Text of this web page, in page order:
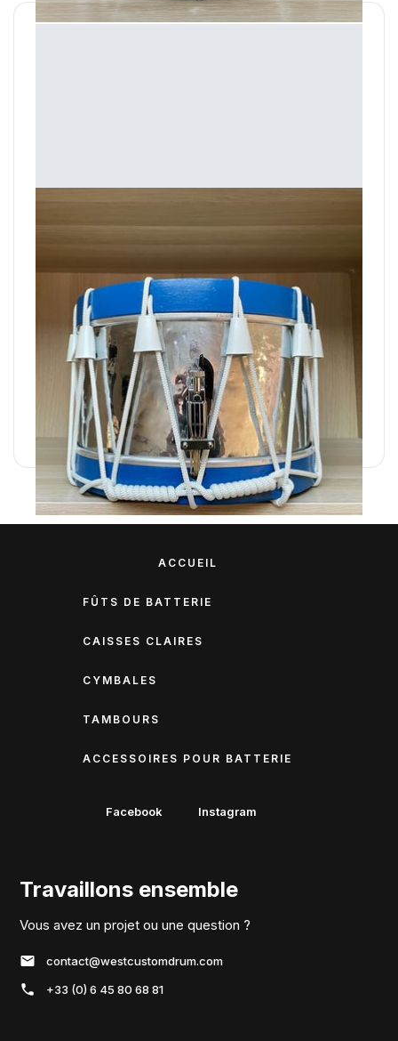
En stock : Tambour 15' Rénové
Tambour 4/4 d'ordonnance rénové
300,00 €
ACCUEIL
FÛTS DE BATTERIE
CAISSES CLAIRES
CYMBALES
TAMBOURS
ACCESSOIRES POUR BATTERIE
Facebook Instagram
Travaillons ensemble
Vous avez un projet ou une question ?
contact@westcustomdrum.com
+33 (0) 6 45 80 68 81